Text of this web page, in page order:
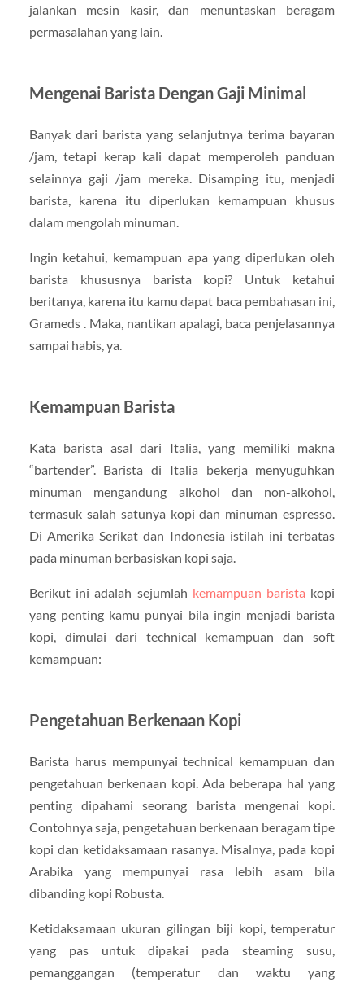
jalankan mesin kasir, dan menuntaskan beragam
permasalahan yang lain.
Mengenai Barista Dengan Gaji Minimal
Banyak dari barista yang selanjutnya terima bayaran
/jam, tetapi kerap kali dapat memperoleh panduan
selainnya gaji /jam mereka. Disamping itu, menjadi
barista, karena itu diperlukan kemampuan khusus
dalam mengolah minuman.
Ingin ketahui, kemampuan apa yang diperlukan oleh
barista khususnya barista kopi? Untuk ketahui
beritanya, karena itu kamu dapat baca pembahasan ini,
Grameds . Maka, nantikan apalagi, baca penjelasannya
sampai habis, ya.
Kemampuan Barista
Kata barista asal dari Italia, yang memiliki makna
“bartender”. Barista di Italia bekerja menyuguhkan
minuman mengandung alkohol dan non-alkohol,
termasuk salah satunya kopi dan minuman espresso.
Di Amerika Serikat dan Indonesia istilah ini terbatas
pada minuman berbasiskan kopi saja.
Berikut ini adalah sejumlah kemampuan barista kopi
yang penting kamu punyai bila ingin menjadi barista
kopi, dimulai dari technical kemampuan dan soft
kemampuan:
Pengetahuan Berkenaan Kopi
Barista harus mempunyai technical kemampuan dan
pengetahuan berkenaan kopi. Ada beberapa hal yang
penting dipahami seorang barista mengenai kopi.
Contohnya saja, pengetahuan berkenaan beragam tipe
kopi dan ketidaksamaan rasanya. Misalnya, pada kopi
Arabika yang mempunyai rasa lebih asam bila
dibanding kopi Robusta.
Ketidaksamaan ukuran gilingan biji kopi, temperatur
yang pas untuk dipakai pada steaming susu,
pemanggangan (temperatur dan waktu yang